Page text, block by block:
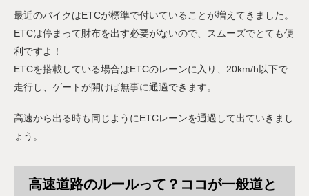
最近のバイクはETCが標準で付いていることが増えてきました。
ETCは停まって財布を出す必要がないので、スムーズでとても便
利ですよ！
ETCを搭載している場合はETCのレーンに入り、20km/h以下で
走行し、ゲートが開けば無事に通過できます。
高速から出る時も同じようにETCレーンを通過して出ていきまし
ょう。
高速道路のルールって？ココが一般道と